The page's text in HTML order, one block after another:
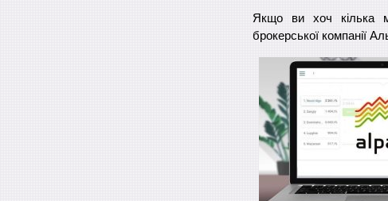
Якщо ви хоч кілька
брокерської компанії